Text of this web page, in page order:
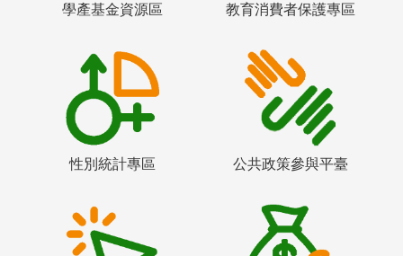
學產基金資源區 教育消費者保護專區
性別統計專區 公共政策參與平臺